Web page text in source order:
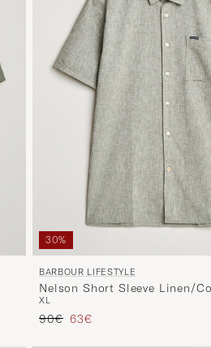
30%
BARBOUR LIFESTYLE
Nelson Short Sleeve Linen/
Bleached Olive
XL
Tavallinen hinta
90€ Alennettu hinta
63€